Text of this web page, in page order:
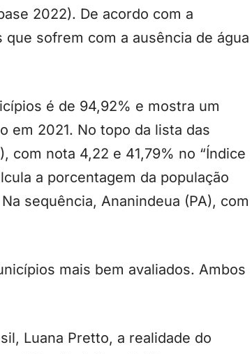
2022). De acordo com a
sofrem com a ausência de água
é de 94,92% e mostra um
em 2021. No topo da lista das
com nota 4,22 e 41,79% no “Índice
a porcentagem da população
sequência, Ananindeua (PA), com
mais bem avaliados. Ambos
Luana Pretto, a realidade do